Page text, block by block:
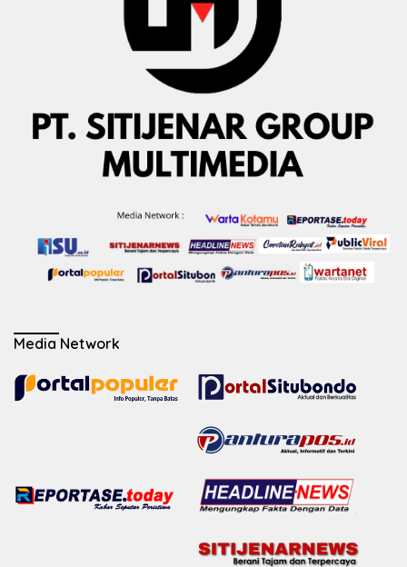
Media Network